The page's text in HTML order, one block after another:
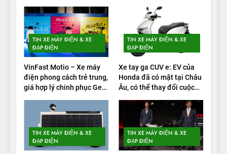
1
Xe điện Trung Quốc với pin
‘bán rắn’ đi được 554 dặm
trong bài kiểm tra phạm vi
2
Test quãng đường thực tế
của VinFast VF3: Vượt công
bố từ nhà sản xuất
THỬ NGHIỆM PHẠM VI PIN
TIN XE MÁY ĐIỆN & XE
ĐẠP ĐIỆN
VinFast Motio – Xe máy
điện phong cách trẻ trung,
giá hợp lý chinh phục Gen
TIN XE MÁY ĐIỆN & XE
ĐẠP ĐIỆN
Xe tay ga CUV e: EV của
Honda đã có mặt tại Châu
Âu, có thể thay đổi cuộc
TIN XE MÁY ĐIỆN & XE
ĐẠP ĐIỆN
TIN XE MÁY ĐIỆN & XE
ĐẠP ĐIỆN